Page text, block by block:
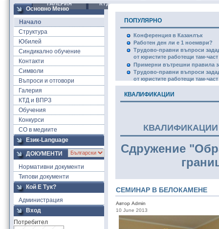
ГАЛЕРИЯ
КТД И ВПРЗ ОБУЧЕНИЯ
Основно Меню
Начало
Структура
Юбилей
Синдикално обучение
Контакти
Символи
Въпроси и отговори
Галерия
КТД и ВПРЗ
Обучения
Конкурси
СО в медиите
Език-Language
ДОКУМЕНТИ
Нормативни документи
Типови документи
Кой Е Тук?
Администрация
Вход
Потребител
ПОПУЛЯРНО
Конференция в Казанлък
Работен ден ли е 1 ноември?
Трудово-правни въпроси
от юристите работещи там-част
Примерни вътрешни правила
Трудово-правни въпроси
от юристите работещи там-част
КВАЛИФИКАЦИИ
Сдружение
СЕМИНАР В БЕЛОКАМЕНЕ
Автор Admin
10 June 2013